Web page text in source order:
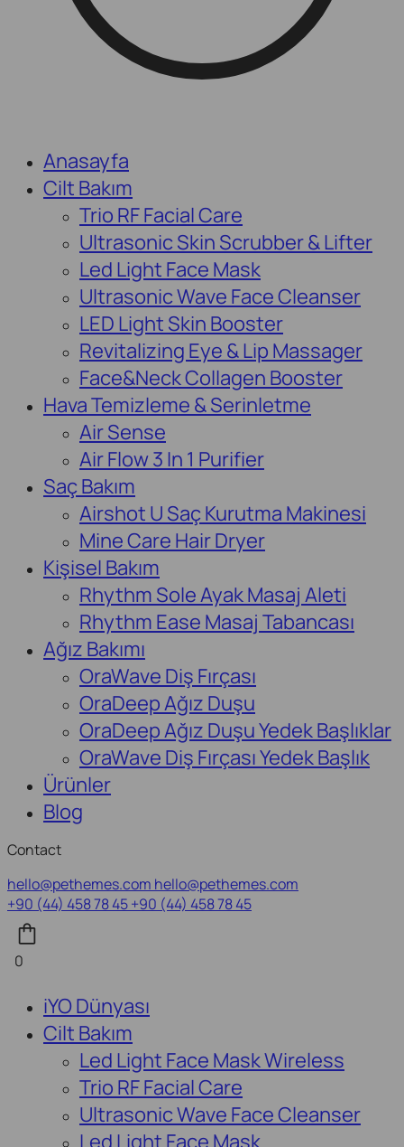
Anasayfa
Cilt Bakım
Trio RF Facial Care
Ultrasonic Skin Scrubber & Lifter
Led Light Face Mask
Ultrasonic Wave Face Cleanser
LED Light Skin Booster
Revitalizing Eye & Lip Massager
Face&Neck Collagen Booster
Hava Temizleme & Serinletme
Air Sense
Air Flow 3 In 1 Purifier
Saç Bakım
Airshot U Saç Kurutma Makinesi
Mine Care Hair Dryer
Kişisel Bakım
Rhythm Sole Ayak Masaj Aleti
Rhythm Ease Masaj Tabancası
Ağız Bakımı
OraWave Diş Fırçası
OraDeep Ağız Duşu
OraDeep Ağız Duşu Yedek Başlıklar
OraWave Diş Fırçası Yedek Başlık
Ürünler
Blog
Contact
hello@pethemes.com hello@pethemes.com
+90 (44) 458 78 45+90 (44) 458 78 45
0
iYO Dünyası
Cilt Bakım
Led Light Face Mask Wireless
Trio RF Facial Care
Ultrasonic Wave Face Cleanser